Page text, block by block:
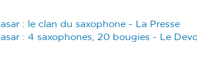
: le clan du saxophone - La Presse
: 4 saxophones, 20 bougies - Le